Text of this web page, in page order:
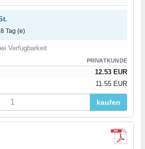
Tag (e)
Verfügbarkeit
PRIVATKUNDE
12.53 EUR
11.55 EUR
kaufen